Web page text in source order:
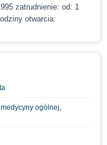
zatrudnienie: od: 1
otwarcia:
ogólnej,